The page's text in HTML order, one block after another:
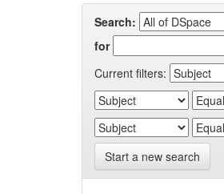
Search:
for
Current filters:
Start a new search